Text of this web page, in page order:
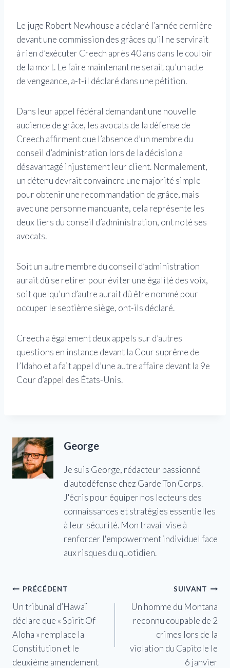
Le juge Robert Newhouse a déclaré l’année dernière
devant une commission des grâces qu’il ne servirait
à rien d’exécuter Creech après 40 ans dans le couloir
de la mort. Le faire maintenant ne serait qu’un acte
de vengeance, a-t-il déclaré dans une pétition.
Dans leur appel fédéral demandant une nouvelle
audience de grâce, les avocats de la défense de
Creech affirment que l’absence d’un membre du
conseil d’administration lors de la décision a
désavantagé injustement leur client. Normalement,
un détenu devrait convaincre une majorité simple
pour obtenir une recommandation de grâce, mais
avec une personne manquante, cela représente les
deux tiers du conseil d’administration, ont noté ses
avocats.
Soit un autre membre du conseil d’administration
aurait dû se retirer pour éviter une égalité des voix,
soit quelqu’un d’autre aurait dû être nommé pour
occuper le septième siège, ont-ils déclaré.
Creech a également deux appels sur d’autres
questions en instance devant la Cour suprême de
l’Idaho et a fait appel d’une autre affaire devant la 9e
Cour d’appel des États-Unis.
George
Je suis George, rédacteur passionné
d'autodéfense chez Garde Ton Corps.
J'écris pour équiper nos lecteurs des
connaissances et stratégies essentielles
à leur sécurité. Mon travail vise à
renforcer l'empowerment individuel face
aux risques du quotidien.
Navigation
de
l’article
PRÉCÉDENT
Un tribunal d’Hawaï
déclare que « Spirit Of
Aloha » remplace la
Constitution et le
deuxième amendement
SUIVANT
Un homme du Montana
reconnu coupable de 2
crimes lors de la
violation du Capitole le
6 janvier